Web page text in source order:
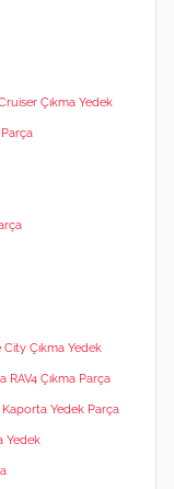
Çıkma Yedek
Çıkma Yedek
RAV4 Çıkma Parça
Yedek Parça
Yedek